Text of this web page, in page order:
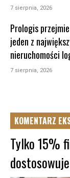
7 sierpnia, 2026
Prologis
jeden z
nieruchomości
7 sierpnia, 2026
KOMENTARZ
Tylko 15%